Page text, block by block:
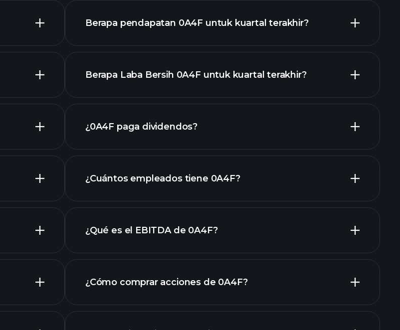
grafik
Berapa pendapatan 0A4F untuk kuartal terakhir?
laporan keuangan 0A4F
Berapa Laba Bersih 0A4F untuk kuartal terakhir?
laporan keuangan 0A4F
¿0A4F paga dividendos?
acciones de alto dividendo
¿Cuántos empleados tiene 0A4F?
¿Qué es el EBITDA de 0A4F?
rapporti finanziari
¿Cómo comprar acciones de 0A4F?